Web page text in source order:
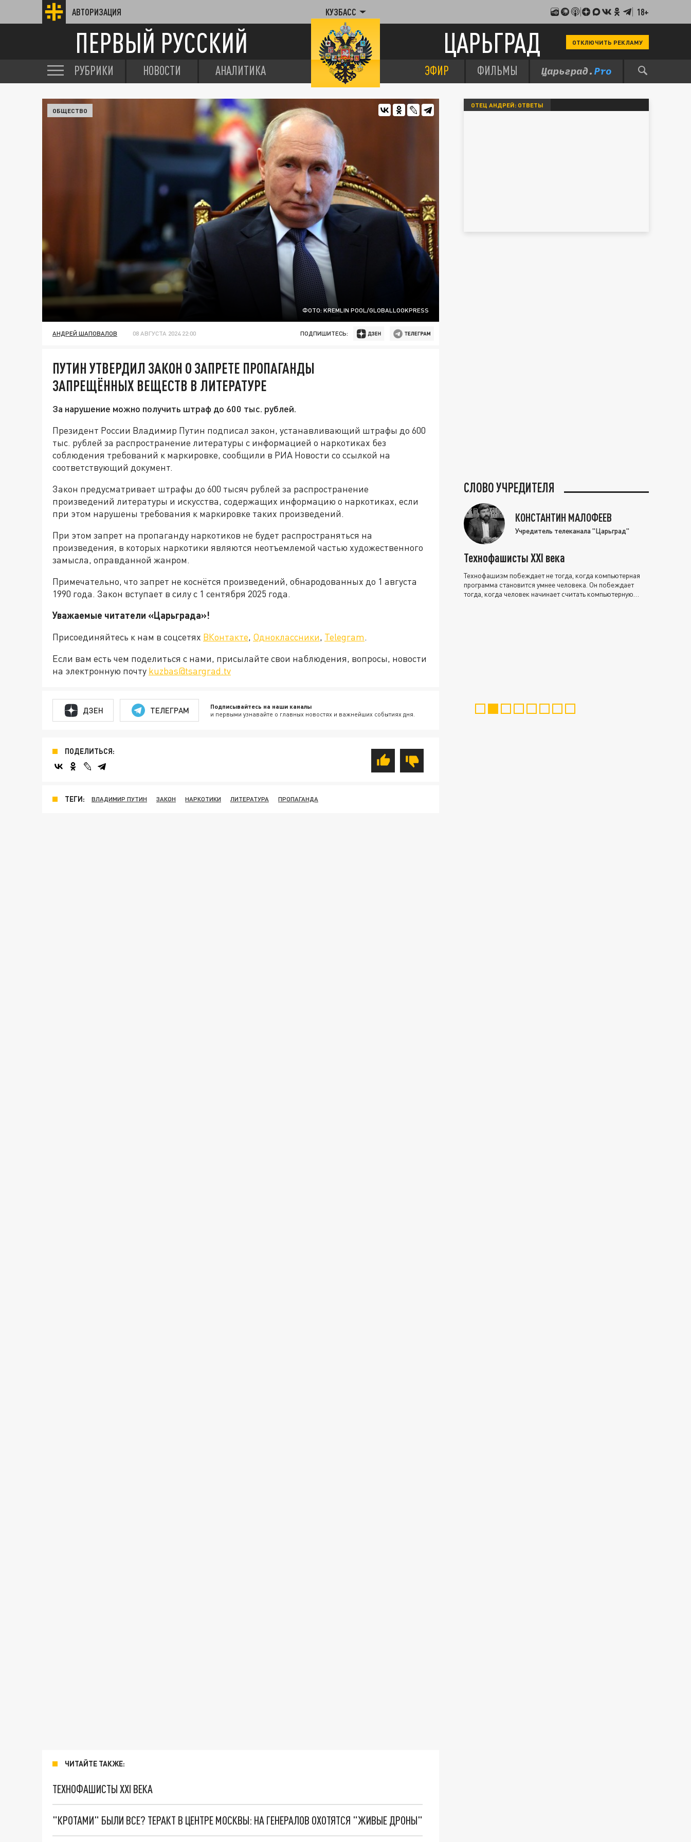
АВТОРИЗАЦИЯ КУЗБАСС 18+
ПЕРВЫЙ РУССКИЙ ЦАРЬГРАД ОТКЛЮЧИТЬ РЕКЛАМУ
РУБРИКИ НОВОСТИ АНАЛИТИКА ЭФИР ФИЛЬМЫ
ФОТО: KREMLIN POOL/GLOBALLOOKPRESS
ОБЩЕСТВО
АНДРЕЙ ШАПОВАЛОВ 08 АВГУСТА 2024 22:00 ПОДПИШИТЕСЬ:
ПУТИН УТВЕРДИЛ ЗАКОН О ЗАПРЕТЕ ПРОПАГАНДЫ
ЗАПРЕЩЁННЫХ ВЕЩЕСТВ В ЛИТЕРАТУРЕ
За нарушение можно получить штраф до 600 тыс. рублей.
Президент России Владимир Путин подписал закон, устанавливающий штрафы до 600
тыс. рублей за распространение литературы с информацией о наркотиках без
соблюдения требований к маркировке, сообщили в РИА Новости со ссылкой на
соответствующий документ.
Закон предусматривает штрафы до 600 тысяч рублей за распространение
произведений литературы и искусства, содержащих информацию о наркотиках, если
при этом нарушены требования к маркировке таких произведений.
При этом запрет на пропаганду наркотиков не будет распространяться на
произведения, в которых наркотики являются неотъемлемой частью художественного
замысла, оправданной жанром.
Примечательно, что запрет не коснётся произведений, обнародованных до 1 августа
1990 года. Закон вступает в силу с 1 сентября 2025 года.
Уважаемые читатели «Царьграда»!
Присоединяйтесь к нам в соцсетях ВКонтакте, Одноклассники, Telegram.
Если вам есть чем поделиться с нами, присылайте свои наблюдения, вопросы, новости
на электронную почту kuzbas@tsargrad.tv
ДЗЕН ТЕЛЕГРАМ Подписывайтесь на наши каналы
и первыми узнавайте о главных новостях и важнейших событиях дня.
ПОДЕЛИТЬСЯ:
ТЕГИ: ВЛАДИМИР ПУТИН ЗАКОН НАРКОТИКИ ЛИТЕРАТУРА ПРОПАГАНДА
ЧИТАЙТЕ ТАКЖЕ:
ТЕХНОФАШИСТЫ XXI ВЕКА
"КРОТАМИ" БЫЛИ ВСЕ? ТЕРАКТ В ЦЕНТРЕ МОСКВЫ: НА ГЕНЕРАЛОВ ОХОТЯТСЯ "ЖИВЫЕ ДРОНЫ"
ОТЕЦ АНДРЕЙ: ОТВЕТЫ
СЛОВО УЧРЕДИТЕЛЯ
КОНСТАНТИН МАЛОФЕЕВ
Учредитель телеканала "Царьград"
Технофашисты XXI века
Технофашизм побеждает не тогда, когда компьютерная
программа становится умнее человека. Он побеждает
тогда, когда человек начинает считать компьютерную